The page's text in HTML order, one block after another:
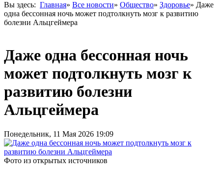
Вы здесь: Главная» Все новости» Общество» Здоровье» Даже
одна бессонная ночь может подтолкнуть мозг к развитию
болезни Альцгеймера
Даже одна бессонная ночь
может подтолкнуть мозг к
развитию болезни
Альцгеймера
Понедельник, 11 Мая 2026 19:09
Фото из открытых источников